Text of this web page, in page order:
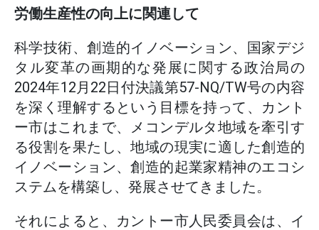
労働生産性の向上に関連して
科学技術、創造的イノベーション、国家デジ
タル変革の画期的な発展に関する政治局の
2024年12月22日付決議第57-NQ/TW号の内容
を深く理解するという目標を持って、カント
ー市はこれまで、メコンデルタ地域を牽引す
る役割を果たし、地域の現実に適した創造的
イノベーション、創造的起業家精神のエコシ
ステムを構築し、発展させてきました。
それによると、カントー市人民委員会は、イ